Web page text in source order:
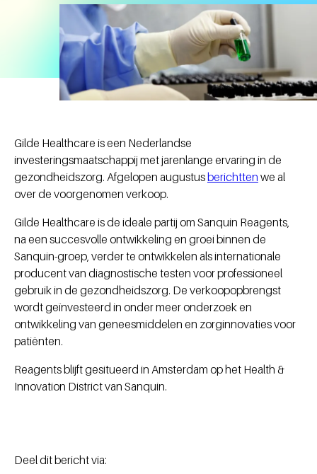
Gilde Healthcare is een Nederlandse
investeringsmaatschappij met jarenlange ervaring in de
gezondheidszorg. Afgelopen augustus berichtten we al
over de voorgenomen verkoop.
Gilde Healthcare is de ideale partij om Sanquin Reagents,
na een succesvolle ontwikkeling en groei binnen de
Sanquin-groep, verder te ontwikkelen als internationale
producent van diagnostische testen voor professioneel
gebruik in de gezondheidszorg. De verkoopopbrengst
wordt geïnvesteerd in onder meer onderzoek en
ontwikkeling van geneesmiddelen en zorginnovaties voor
patiënten.
Reagents blijft gesitueerd in Amsterdam op het Health &
Innovation District van Sanquin.
Deel dit bericht via: